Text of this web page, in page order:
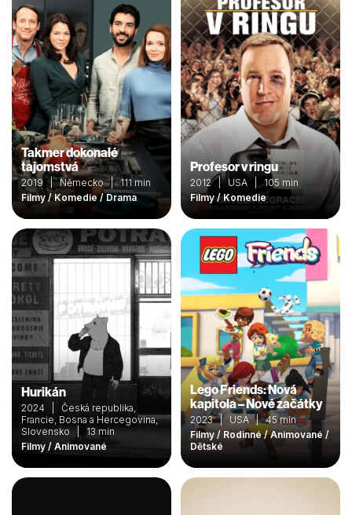
Takmer dokonalé
tajomstvá
2019 | Německo | 111 min
Filmy / Komedie / Drama
Profesor v ringu
2012 | USA | 105 min
Filmy / Komedie
Hurikán
2024 | Česká republika,
Francie, Bosna a Hercegovina,
Slovensko | 13 min
Filmy / Animované
Lego Friends: Nová
kapitola – Nové začátky
2023 | USA | 45 min
Filmy / Rodinné / Animované /
Dětské